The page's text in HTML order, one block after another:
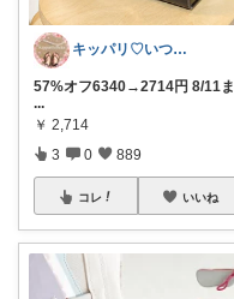
キッパリ♡いつもありがとうございます🌸
57%オフ6340→2714円 8/11ま
...
￥ 2,714
3 0 889
コレ いいね